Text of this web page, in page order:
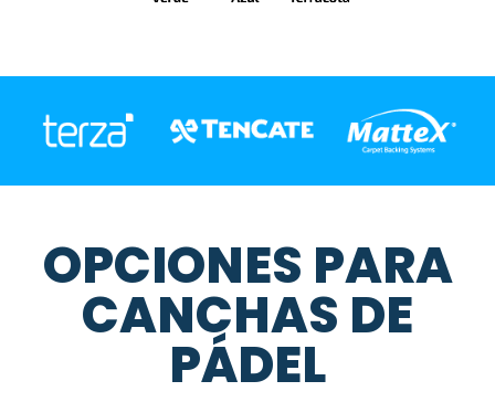
OPCIONES PARA
CANCHAS DE
PÁDEL